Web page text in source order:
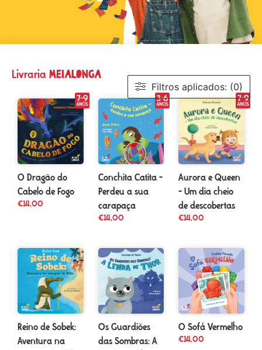
Filtros aplicados: (0)
Livraria meialonga
O Dragão do
Cabelo de Fogo
€14,00
Conchita Catita –
Perdeu a sua
carapaça
€14,00
Aurora e Queen
– Um dia cheio
de descobertas
€14,00
Reino de Sobek:
Aventura na
Os Guardiões
das Sombras: A
O Sofá Vermelho
€14,00